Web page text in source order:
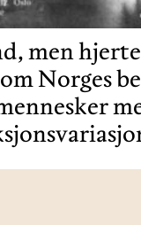
men
Norges